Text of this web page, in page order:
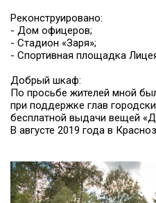
Реконструировано:
- Дом офицеров;
- Стадион «Заря»;
- Спортивная площадка
Добрый шкаф:
По просьбе жителей мной
при поддержке глав
бесплатной выдачи вещей
В августе 2019 года в